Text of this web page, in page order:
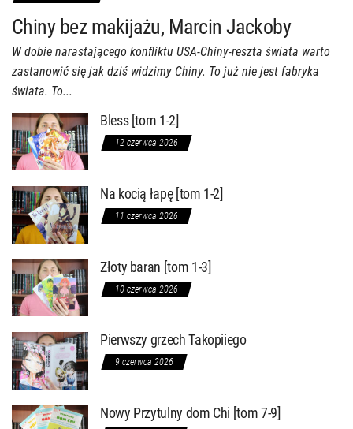
Chiny bez makijażu, Marcin Jackoby
W dobie narastającego konfliktu USA-Chiny-reszta świata warto
zastanowić się jak dziś widzimy Chiny. To już nie jest fabryka
świata. To...
Bless [tom 1-2]
12 czerwca 2026
Na kocią łapę [tom 1-2]
11 czerwca 2026
Złoty baran [tom 1-3]
10 czerwca 2026
Pierwszy grzech Takopiiego
9 czerwca 2026
Nowy Przytulny dom Chi [tom 7-9]